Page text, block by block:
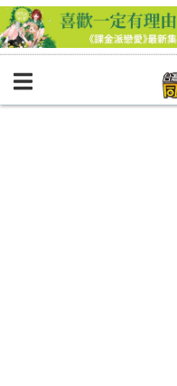
BOOKY書集倉庫